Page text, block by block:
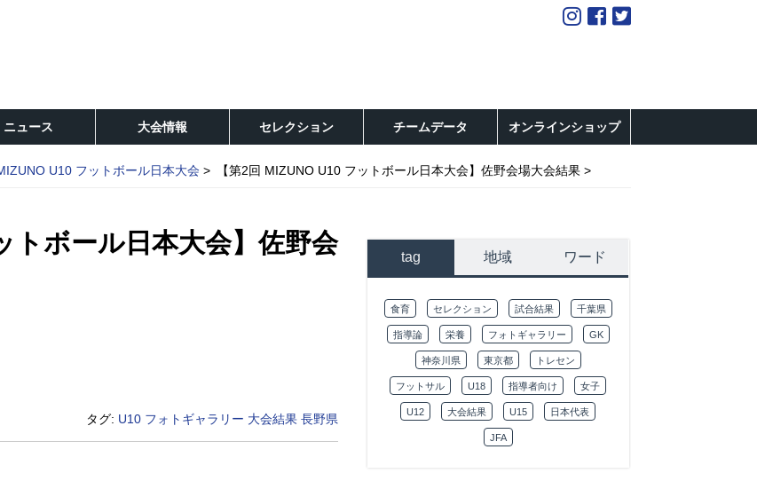
ニュース 大会情報 セレクション チームデータ オンラインショップ
U10 フットボール日本大会 【第2回 MIZUNO U10 フットボール日本大会】佐野会場大会結果
トボール日本大会】佐野会
タグ: U10 フォトギャラリー 大会結果 長野県
tag 地域 ワード
食育 セレクション 試合結果 千葉県
指導論 栄養 フォトギャラリー GK
神奈川県 東京都 トレセン
フットサル U18 指導者向け 女子
U12 大会結果 U15 日本代表
JFA